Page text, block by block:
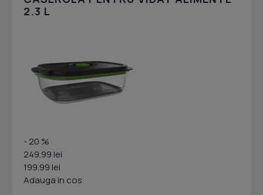
2.3 L
- 20 %
249.99 lei
199.99 lei
Adauga in cos